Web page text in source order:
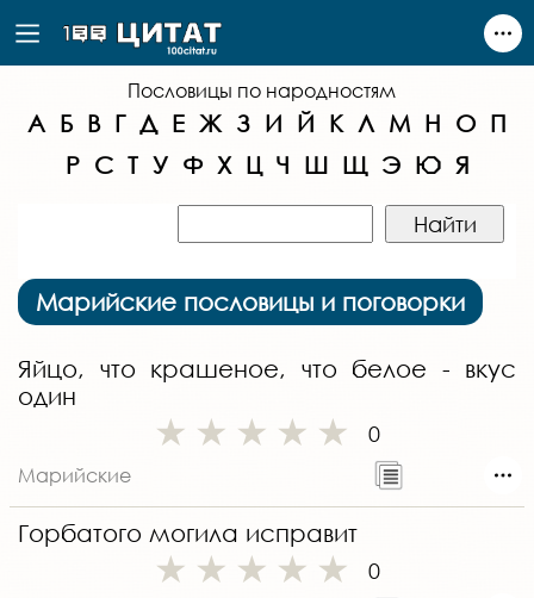
Пословицы по народностям
А Б В Г Д Е Ж З И Й К Л М Н О П
Р С Т У Ф Х Ц Ч Ш Щ Э Ю Я
Марийские пословицы и поговорки
Яйцо, что крашеное, что белое - вкус
один
0
Марийские
Горбатого могила исправит
0